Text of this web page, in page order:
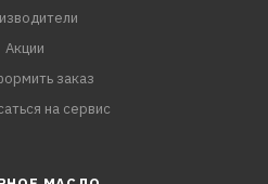
Акции
заказ
на сервис